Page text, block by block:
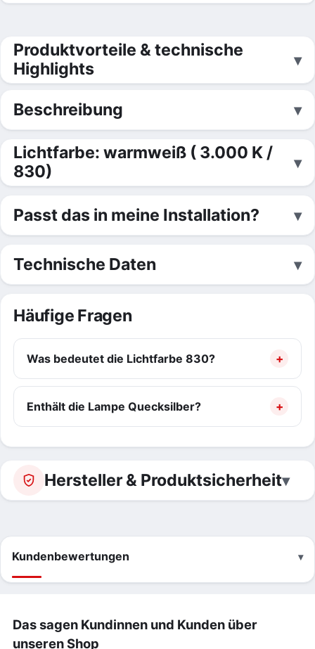
Produktvorteile & technische
Highlights
Beschreibung
Lichtfarbe: warmweiß ( 3.000 K /
830)
Passt das in meine Installation?
Technische Daten
Häufige Fragen
Was bedeutet die Lichtfarbe 830?
Enthält die Lampe Quecksilber?
Hersteller & Produktsicherheit
Kundenbewertungen
Das sagen Kundinnen und Kunden über
unseren Shop